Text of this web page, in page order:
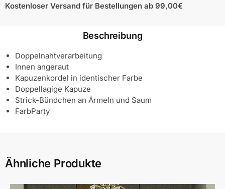
Kostenloser Versand für Bestellungen ab 99,00€
Beschreibung
Doppelnahtverarbeitung
Innen angeraut
Kapuzenkordel in identischer Farbe
Doppellagige Kapuze
Strick-Bündchen an Ärmeln und Saum
FarbParty
Ähnliche Produkte